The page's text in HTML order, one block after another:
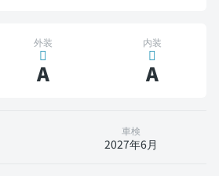
外装
A
内装
A
車検
2027年6月